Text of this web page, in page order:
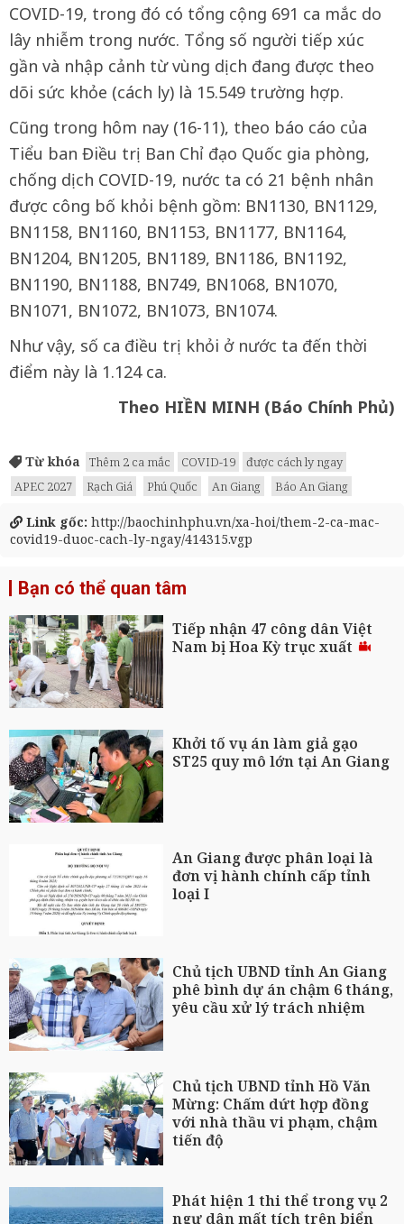
COVID-19, trong đó có tổng cộng 691 ca mắc do
lây nhiễm trong nước. Tổng số người tiếp xúc
gần và nhập cảnh từ vùng dịch đang được theo
dõi sức khỏe (cách ly) là 15.549 trường hợp.
Cũng trong hôm nay (16-11), theo báo cáo của
Tiểu ban Điều trị Ban Chỉ đạo Quốc gia phòng,
chống dịch COVID-19, nước ta có 21 bệnh nhân
được công bố khỏi bệnh gồm: BN1130, BN1129,
BN1158, BN1160, BN1153, BN1177, BN1164,
BN1204, BN1205, BN1189, BN1186, BN1192,
BN1190, BN1188, BN749, BN1068, BN1070,
BN1071, BN1072, BN1073, BN1074.
Như vậy, số ca điều trị khỏi ở nước ta đến thời
điểm này là 1.124 ca.
Theo HIỀN MINH (Báo Chính Phủ)
Từ khóa Thêm 2 ca mắc COVID-19
được cách ly ngay
APEC 2027
Rạch Giá Phú Quốc An Giang Báo An Giang
Link gốc: http://baochinhphu.vn/xa-hoi/them-2-ca-mac-
covid19-duoc-cach-ly-ngay/414315.vgp
Bạn có thể quan tâm
Tiếp nhận 47 công dân Việt
Nam bị Hoa Kỳ trục xuất
Khởi tố vụ án làm giả gạo
ST25 quy mô lớn tại An Giang
An Giang được phân loại là
đơn vị hành chính cấp tỉnh
loại I
Chủ tịch UBND tỉnh An Giang
phê bình dự án chậm 6 tháng,
yêu cầu xử lý trách nhiệm
Chủ tịch UBND tỉnh Hồ Văn
Mừng: Chấm dứt hợp đồng
với nhà thầu vi phạm, chậm
tiến độ
Phát hiện 1 thi thể trong vụ 2
ngư dân mất tích trên biển